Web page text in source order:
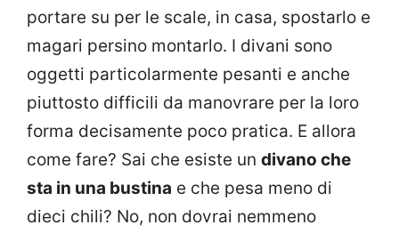
portare su per le scale, in casa, spostarlo e
magari persino montarlo. I divani sono
oggetti particolarmente pesanti e anche
piuttosto difficili da manovrare per la loro
forma decisamente poco pratica. E allora
come fare? Sai che esiste un divano che
sta in una bustina e che pesa meno di
dieci chili? No, non dovrai nemmeno